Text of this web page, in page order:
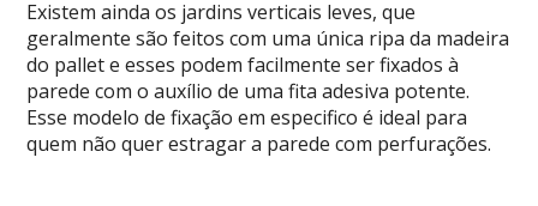
Existem ainda os jardins verticais leves, que
geralmente são feitos com uma única ripa da madeira
do pallet e esses podem facilmente ser fixados à
parede com o auxílio de uma fita adesiva potente.
Esse modelo de fixação em especifico é ideal para
quem não quer estragar a parede com perfurações.